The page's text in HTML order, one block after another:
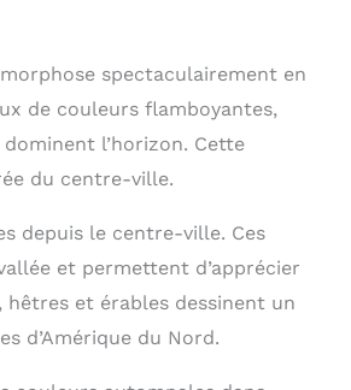
spectaculairement en
de couleurs flamboyantes,
l’horizon. Cette
du centre-ville.
depuis le centre-ville. Ces
et permettent d’apprécier
et érables dessinent un
d’Amérique du Nord.